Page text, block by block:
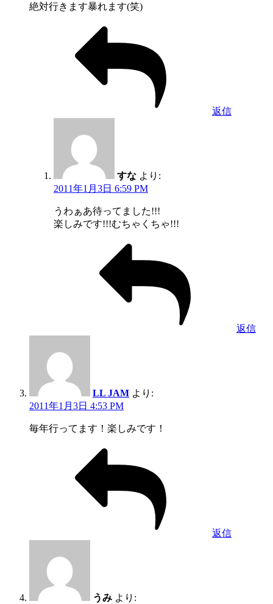
絶対行きます暴れます(笑)
返信
すな より:
2011年1月3日 6:59 PM
うわぁあ待ってました!!!
楽しみです!!!むちゃくちゃ!!!
返信
LL JAM より:
2011年1月3日 4:53 PM
毎年行ってます！楽しみです！
返信
うみ より: